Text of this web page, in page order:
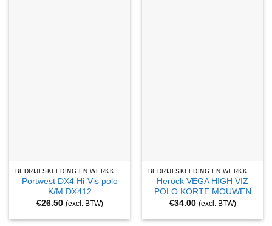
Portwest DX4 Hi-Vis polo
K/M DX412
€26.50 (excl. BTW)
Herock VEGA HIGH VIZ
POLO KORTE MOUWEN
€34.00 (excl. BTW)